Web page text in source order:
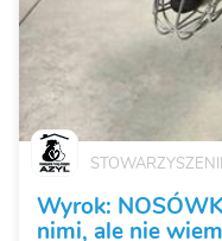
Wyrok:
nimi, ale nie